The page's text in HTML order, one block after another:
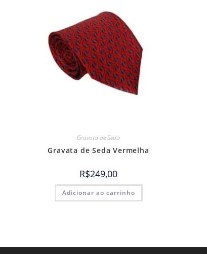
Gravata de Seda
Gravata de Seda Vermelha
R$249,00
Adicionar ao carrinho